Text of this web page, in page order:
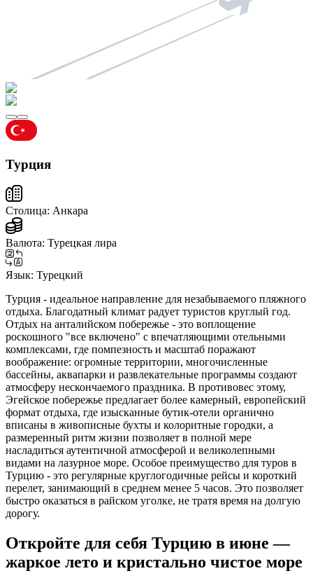
Турция
Столица: Анкара
Валюта: Турецкая лира
Язык: Турецкий
Турция - идеальное направление для незабываемого пляжного
отдыха. Благодатный климат радует туристов круглый год.
Отдых на анталийском побережье - это воплощение
роскошного "все включено" с впечатляющими отельными
комплексами, где помпезность и масштаб поражают
воображение: огромные территории, многочисленные
бассейны, аквапарки и развлекательные программы создают
атмосферу нескончаемого праздника. В противовес этому,
Эгейское побережье предлагает более камерный, европейский
формат отдыха, где изысканные бутик-отели органично
вписаны в живописные бухты и колоритные городки, а
размеренный ритм жизни позволяет в полной мере
насладиться аутентичной атмосферой и великолепными
видами на лазурное море. Особое преимущество для туров в
Турцию - это регулярные круглогодичные рейсы и короткий
перелет, занимающий в среднем менее 5 часов. Это позволяет
быстро оказаться в райском уголке, не тратя время на долгую
дорогу.
Откройте для себя Турцию в июне —
жаркое лето и кристально чистое море